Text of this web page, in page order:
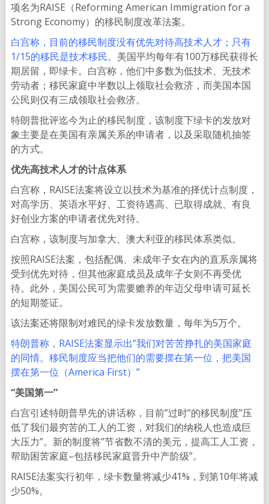
项名为RAISE（Reforming American Immigration for a
Strong Economy）的移民制度改革法案。
白宫称，目前的移民制度没有优先对待高技术人才；只有
1/15的移民是技术移民。 美国平均每年有100万移民获得长
期居留，即绿卡。白宫称，他们中多数为低技术、无技术
劳动者；移民家庭中半数以上领取社会救济，而美国本国
公民则仅有三成领取社会救济。
特朗普批评迄今为止的移民制度，该制度下绿卡的发放对
象主要是在美国有亲属关系的申请者，以及采取随机抽签
的方式。
优先高技术人才的计点体系
白宫称，RAISE法案将设立以技术为基准的择优计点制度，
对高学历、英语水平好、工资待遇高、已取得成就、有良
好创业方案的申请者优先对待。
白宫称，该制度与加拿大、澳大利亚的移民体系类似。
按照RAISE法案，包括配偶、未成年子女在内的直系亲属将
受到优先对待，但其他家庭成员及成年子女则不再受优
待。此外，美国公民可为需要赡养的年迈父母申请可延长
的短期签证。
该法案还将限制对难民的绿卡发放数量，每年为5万个。
特朗普称，RAISE法案显示出”我们对苦苦挣扎的美国家庭
的同情。移民制度应当把他们的需要摆在第一位，把美国
摆在第一位（America First）”
“美国第一”
白宫引述特朗普早先的讲话称，目前”过时”的移民制度”压
低了我们最穷苦的工人的工资，对我们的纳税人也造成巨
大压力”。新的制度将”节省数不清的美元，提高工人工资，
帮助困苦家庭–包括移民家庭晋升中产阶级”。
RAISE法案实行初年，绿卡数量将减少41%，到第10年将减
少50%。